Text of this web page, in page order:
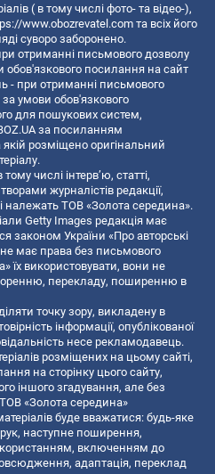
( в тому числі фото- та відео-),
www.obozrevatel.com та всіх його
суворо заборонено.
отриманні письмового дозволу
обов'язкового посилання на сайт
- при отриманні письмового
умови обов'язкового
для пошукових систем,
за посиланням
якій розміщено оригінальний
числі інтерв’ю, статті,
журналістів редакції,
належать ТОВ «Золота середина».
Getty Images редакція має
законом України «Про авторські
не має права без письмового
їх використовувати, вони не
перекладу, поширенню в
точку зору, викладену в
інформації, опублікованої
несе рекламодавець.
розміщених на цьому сайті,
на сторінку цього сайту,
іншого згадування, але без
«Золота середина»
буде вважатися: будь-яке
наступне поширення,
включенням до
адаптація, переклад